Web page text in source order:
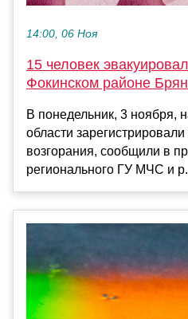
14:00, 06 Ноя
15 человек
Фокинском районе
В понедельник, 3 ноября,
области
возгорания, сообщили в
регионального ГУ МЧС и